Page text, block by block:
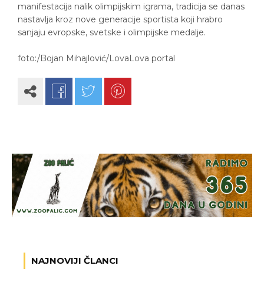
manifestacija nalik olimpijskim igrama, tradicija se danas
nastavlja kroz nove generacije sportista koji hrabro
sanjaju evropske, svetske i olimpijske medalje.
foto:/Bojan Mihajlović/LovaLova portal
NAJNOVIJI ČLANCI